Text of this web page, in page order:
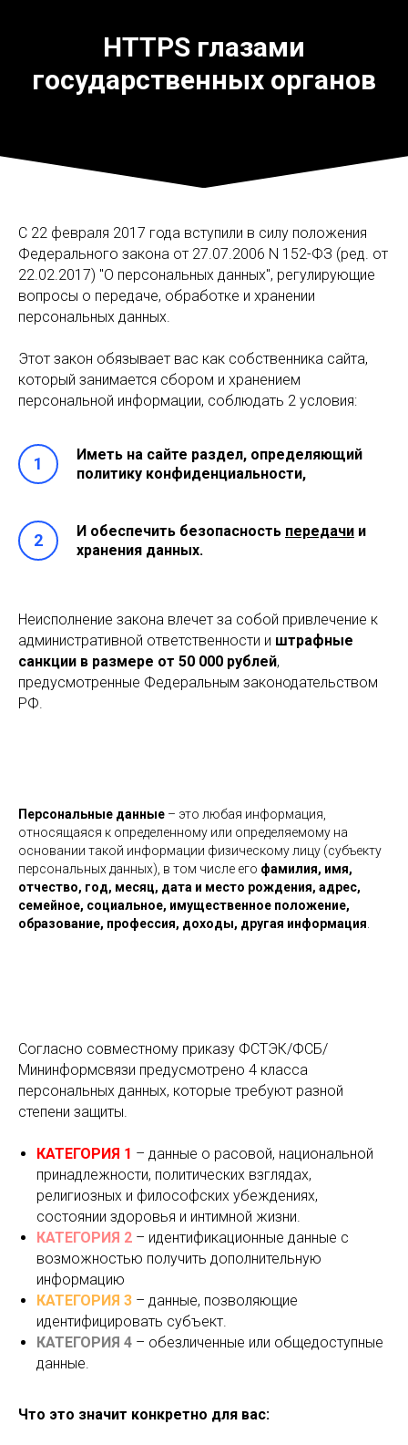
HTTPS глазами
государственных органов
С 22 февраля 2017 года вступили в силу положения
Федерального закона от 27.07.2006 N 152-ФЗ (ред. от
22.02.2017) "О персональных данных", регулирующие
вопросы о передаче, обработке и хранении
персональных данных.
Этот закон обязывает вас как собственника сайта,
который занимается сбором и хранением
персональной информации, соблюдать 2 условия:
1
Иметь на сайте раздел, определяющий
политику конфиденциальности,
2 И обеспечить безопасность передачи и
хранения данных.
Неисполнение закона влечет за собой привлечение к
административной ответственности и штрафные
санкции в размере от 50 000 рублей,
предусмотренные Федеральным законодательством
РФ.
Персональные данные – это любая информация,
относящаяся к определенному или определяемому на
основании такой информации физическому лицу (субъекту
персональных данных), в том числе его фамилия, имя,
отчество, год, месяц, дата и место рождения, адрес,
семейное, социальное, имущественное положение,
образование, профессия, доходы, другая информация
Согласно совместному приказу ФСТЭК/ФСБ/
Мининформсвязи предусмотрено 4 класса
персональных данных, которые требуют разной
степени защиты.
КАТЕГОРИЯ 1 – данные о расовой, национальной
принадлежности, политических взглядах,
религиозных и философских убеждениях,
состоянии здоровья и интимной жизни.
КАТЕГОРИЯ 2 – идентификационные данные с
возможностью получить дополнительную
информацию
КАТЕГОРИЯ 3 – данные, позволяющие
идентифицировать субъект.
КАТЕГОРИЯ 4 – обезличенные или общедоступные
данные.
Что это значит конкретно для вас: